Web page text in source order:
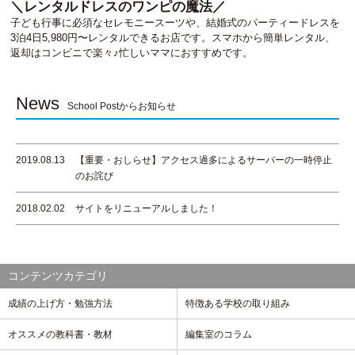
＼レンタルドレスのワンピの魔法／
子ども行事に必須なセレモニースーツや、結婚式のパーティードレスを
3泊4日5,980円〜レンタルできるお店です。スマホから簡単レンタル、
返却はコンビニで楽々♪忙しいママにおすすめです。
News School Postからお知らせ
2019.08.13
【重要・おしらせ】アクセス過多によるサーバーの一時停止
のお詫び
2018.02.02 サイトをリニューアルしました！
コンテンツカテゴリ
成績の上げ方・勉強方法 特徴ある学校の取り組み
オススメの教科書・教材 編集室のコラム